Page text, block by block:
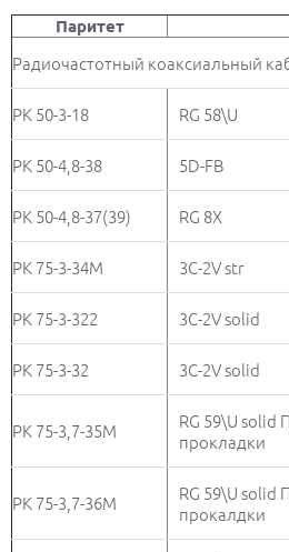
Паритет
Радиочастотный коаксиальный
РК 50-3-18 RG 58\U
РК 50-4,8-38 5D-FB
РК 50-4,8-37(39) RG 8X
РК 75-3-34М 3C-2V str
РК 75-3-322 3C-2V solid
РК 75-3-32 3C-2V solid
РК 75-3,7-35М
RG 59\U solid
прокладки
РК 75-3,7-36М
RG 59\U solid
прокалдки